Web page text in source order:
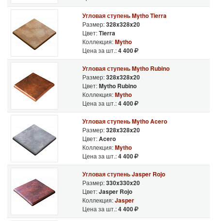
Угловая ступень Mytho Tierra
Размер:328x328x20
Цвет:Tierra
Коллекция:Mytho
Цена за шт.:4 400
Угловая ступень Mytho Rubino
Размер:328x328x20
Цвет:Mytho Rubino
Коллекция:Mytho
Цена за шт.:4 400
Угловая ступень Mytho Acero
Размер:328x328x20
Цвет:Acero
Коллекция:Mytho
Цена за шт.:4 400
Угловая ступень Jasper Rojo
Размер:330x330x20
Цвет:Jasper Rojo
Коллекция:Jasper
Цена за шт.:4 400